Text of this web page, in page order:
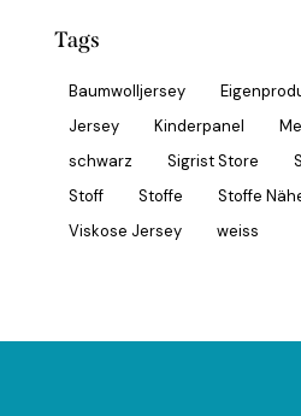
Tags
Baumwolljersey
Jersey
Kinderpanel
schwarz
Sigrist Store
Stoff
Stoffe Stoffe
Viskose Jersey
weiss